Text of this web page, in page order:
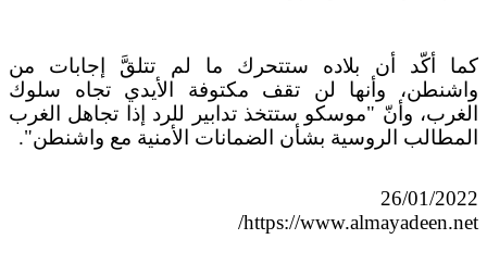
كما أكّد أن بلاده ستتحرك ما لم تتلقَّ إجابات من
واشنطن، وأنها لن تقف مكتوفة الأيدي تجاه سلوك
الغرب، وأنّ "موسكو ستتخذ تدابير للرد إذا تجاهل الغرب
المطالب الروسية بشأن الضمانات الأمنية مع واشنطن".
26/01/2022
https://www.almayadeen.net/